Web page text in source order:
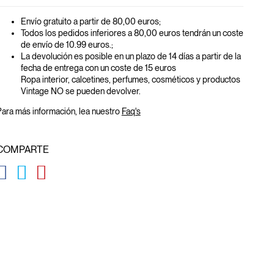
Envío gratuito a partir de 80,00 euros;
Todos los pedidos inferiores a 80,00 euros tendrán un coste
de envío de 10.99 euros.;
La devolución es posible en un plazo de 14 días a partir de la
fecha de entrega con un coste de 15 euros
Ropa interior, calcetines, perfumes, cosméticos y productos
Vintage NO se pueden devolver.
más información, lea nuestro Faq's